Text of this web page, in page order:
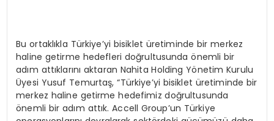
Bu ortaklıkla Türkiye’yi bisiklet üretiminde bir merkez
haline getirme hedefleri doğrultusunda önemli bir
adım attıklarını aktaran Nahita Holding Yönetim Kurulu
Üyesi Yusuf Temurtaş, “Türkiye’yi bisiklet üretiminde bir
merkez haline getirme hedefimiz doğrultusunda
önemli bir adım attık. Accell Group’un Türkiye